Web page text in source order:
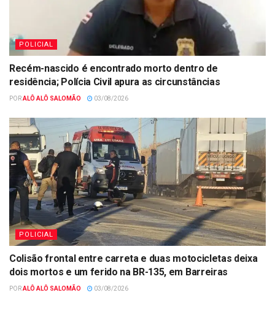
POLICIAL
Recém-nascido é encontrado morto dentro de
residência; Polícia Civil apura as circunstâncias
PORALÔ ALÔ SALOMÃO 03/08/2026
POLICIAL
Colisão frontal entre carreta e duas motocicletas deixa
dois mortos e um ferido na BR-135, em Barreiras
PORALÔ ALÔ SALOMÃO 03/08/2026